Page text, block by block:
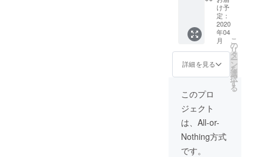
くださ
project.
v.u.sers
@gmail
にてど
のよう
なもの
を出展
するか
ご記入
くださ
な点が
ました
ら下記
アドレ
ペース
※PDF形
式で下
記メー
ルアド
レスに
ビブリ
資料と
ご自身
のプロ
フィー
ル/推し
Vについ
ジナルT
シャツ
・デー
タパン
フレッ
ト
（PDF
） ・パ
ンフ
レット
（紙）
・パン
フレッ
トへの
記載 ・
け予
定：
2020
年04
月
詳細を見る
こ
の
リ
タ
ー
ン
を
選
択
す
る
このプロ
ジェクト
は、All-or-
Nothing方式
です。